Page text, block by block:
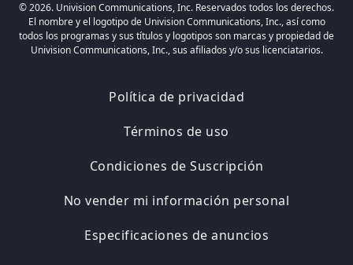
© 2026. Univision Communications, Inc. Reservados todos los derechos.
El nombre y el logotipo de Univision Communications, Inc., así como
todos los programas y sus títulos y logotipos son marcas y propiedad de
Univision Communications, Inc., sus afiliados y/o sus licenciatarios.
Política de privacidad
Términos de uso
Condiciones de Suscripción
No vender mi información personal
Especificaciones de anuncios